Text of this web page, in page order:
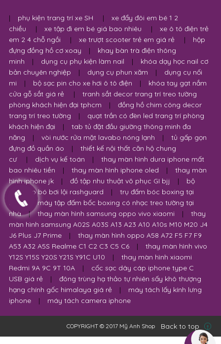
| phụ kiện trang trí xe SH |
xe đẩy đôi em bé 1 2
chiều
| xe tập đi em bé giá bao nhiêu |
xe ô tô điện trẻ
em 2 4 chỗ ngồi
| xe trượt scooter trẻ em giá rẻ |
hộp
đựng đồng hồ cơ xoay
|
khay bàn trà điện thông
minh
| dụng cụ phụ kiện làm nail |
khóa dạy học nail cơ
bản chuyên nghiệp
| dụng cụ phun xăm |
dụng cụ nối
mi
| bộ sạc pin cho xe hơi ô tô điện |
khóa tay gạt nắm
cửa gỗ sắt giá rẻ
|
tranh sắt decor trang trí treo tường
phòng khách hiện đại tphcm
|
đồng hồ chim công decor
trang trí treo tường
|
quạt trần có đèn led trang trí phòng
khách hiện đại
|
tab tủ đặt đầu giường thông minh đa
năng
| vòi nước rửa mặt lavabo nóng lạnh |
tủ gấp gọn
đựng đồ quần áo
|
thiết kế nội thất căn hộ chung
cư
| dịch vụ kế toán |
thay màn hình dura iphone mất
bao nhiêu tiền
| thay màn hình iphone oled |
thay màn
hình iphone jk
| đồ tập nhu thuật võ phục GI bjj |
bộ
quần áo bó bơi lội rashguard
|
trụ đấm bóc boxing tại
nhà
máy tập đấm bốc boxing có nhạc treo tường tại
nhà
| thay màn hình samsung oppo vivo xiaomi |
thay
màn hình samsung A02S A03S A13 A23 A10 A10s M10 M20 J4
J6 Plus J7 Prime
|
thay màn hình oppo A58 A72 F5 F7 F9
A53 A32 A5S Realme C1 C2 C3 C5 C6
|
thay màn hình vivo
Y12S Y15S Y20S Y21S Y91C U10
|
thay màn hình xiaomi
Redmi 9A 9C 9T 10A
|
cốc sạc dây cáp iphone type C
USB giá rẻ
|
đông trùng hạ thảo tự nhiên sấy khô thượng
hạng chính gốc himalaya giá rẻ
|
máy tách lấy kính lưng
iphone
| máy tách camera iphone
COPYRIGHT © 2017 Mỹ Anh Shop Back to top